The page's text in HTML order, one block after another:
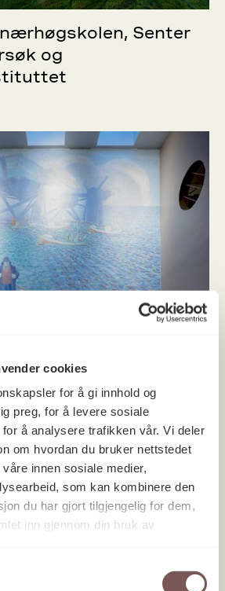
cookies
for å gi innhold og
preg, for å levere sosiale
å analysere trafikken vår. Vi deler
om hvordan du bruker nettstedet
innen sosiale medier,
som kan kombinere den
du har gjort tilgjengelig for dem,
inn gjennom din bruk av
Senter
og
universitet,